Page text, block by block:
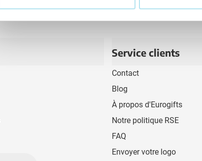
Service clients
Contact
Blog
À propos d'Eurogifts
Notre politique RSE
FAQ
Envoyer votre logo